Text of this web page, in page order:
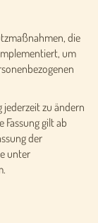
die
um
zu ändern
Fassung gilt ab
der
unter